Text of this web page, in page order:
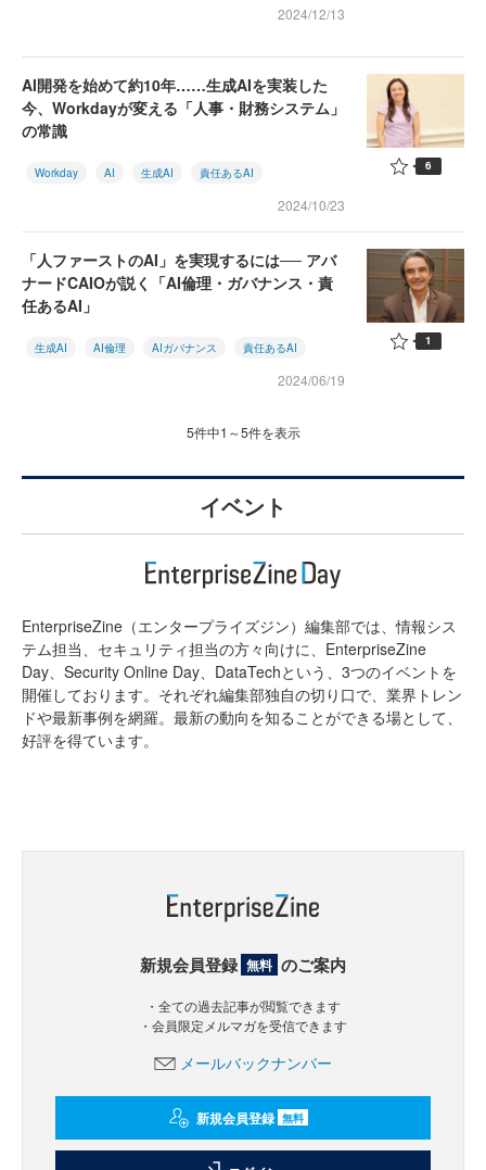
2024/12/13
AI開発を始めて約10年……生成AIを実装した
今、Workdayが変える「人事・財務システム」
の常識
Workday AI 生成AI 責任あるAI
2024/10/23
6
「人ファーストのAI」を実現するには── アバ
ナードCAIOが説く「AI倫理・ガバナンス・責
任あるAI」
生成AI AI倫理 AIガバナンス 責任あるAI
2024/06/19
1
5件中1～5件を表示
イベント
EnterpriseZine（エンタープライズジン）編集部では、情報シス
テム担当、セキュリティ担当の方々向けに、EnterpriseZine
Day、Security Online Day、DataTechという、3つのイベントを
開催しております。それぞれ編集部独自の切り口で、業界トレン
ドや最新事例を網羅。最新の動向を知ることができる場として、
好評を得ています。
新規会員登録 無料 のご案内
・全ての過去記事が閲覧できます
・会員限定メルマガを受信できます
メールバックナンバー
新規会員登録 無料